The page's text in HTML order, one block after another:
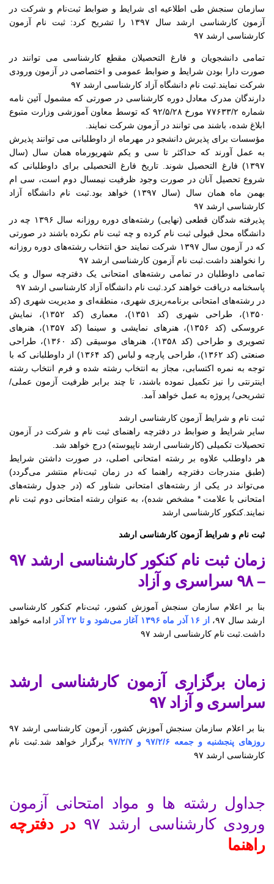
سازمان سنجش طی اطلاعیه ای شرایط و ضوابط ثبت‌نام و شرکت در
آزمون کارشناسی ارشد سال ۱۳۹۷ را تشریح کرد: ثبت نام آزمون
کارشناسی ارشد ۹۷
تمامی دانشجویان و فارغ التحصیلان مقطع کارشناسی می توانند در
صورت دارا بودن شرایط و ضوابط عمومی و اختصاصی در آزمون ورودی
شرکت نمایند.ثبت نام دانشگاه آزاد کارشناسی ارشد ۹۷
دارندگان مدرک معادل دوره کارشناسی در صورتی که مشمول آئین نامه
شماره ۷۷۶۳۳/۲ مورخ ۹۲/۵/۲۸ که توسط معاون آموزشی وزارت متبوع
ابلاغ شده، باشند می توانند در آزمون شرکت نمایند.
مؤسسات برای پذیرش دانشجو در مهرماه از داوطلبانی می توانند پذیرش
به عمل آورند که حداکثر تا سی و یکم شهریورماه همان سال (سال
۱۳۹۷) فارغ التحصیل شوند. تاریخ فارغ التحصیلی برای داوطلبانی که
شروع تحصیل آنان در صورت وجود ظرفیت نیمسال دوم است، سی ام
بهمن ماه همان سال (سال ۱۳۹۷) خواهد بود.ثبت نام دانشگاه آزاد
کارشناسی ارشد ۹۷
پذیرفته شدگان قطعی (نهایی) رشته‌های دوره روزانه سال ۱۳۹۶ چه در
دانشگاه محل قبولی ثبت نام کرده و چه ثبت نام نکرده باشند در صورتی
که در آزمون سال ۱۳۹۷ شرکت نمایند حق انتخاب رشته‌های دوره روزانه
را نخواهند داشت.ثبت نام آزمون کارشناسی ارشد ۹۷
تمامی داوطلبان در تمامی رشته‌های امتحانی یک دفترچه سوال و یک
پاسخنامه دریافت خواهند کرد.ثبت نام دانشگاه آزاد کارشناسی ارشد ۹۷
در رشته‌های امتحانی برنامه‌ریزی شهری، منطقه‌ای و مدیریت شهری (کد
۱۳۵۰)، طراحی شهری (کد ۱۳۵۱)، معماری (کد ۱۳۵۲)، نمایش
عروسکی (کد ۱۳۵۶)، هنرهای نمایشی و سینما (کد ۱۳۵۷)، هنرهای
تصویری و طراحی (کد ۱۳۵۸)، هنرهای موسیقی (کد ۱۳۶۰)، طراحی
صنعتی (کد ۱۳۶۲)، طراحی پارچه و لباس (کد ۱۳۶۴) از داوطلبانی ‌که‌ با
توجه‌ به‌ نمره‌ اکتسابی،‌ مجاز به انتخاب ‌رشته ‌شده و فرم انتخاب رشته
اینترنتی را نیز تکمیل نموده باشند، تا چند برابر ظرفیت آزمون عملی/
تشریحی/ پروژه به عمل خواهد آمد.
ثبت نام و شرایط آزمون کارشناسی ارشد
سایر شرایط و ضوابط در دفترچه راهنمای ثبت نام و شرکت در آزمون
تحصیلات تکمیلی (کارشناسی ارشد ناپیوسته) درج خواهد شد.
هر داوطلب علاوه بر رشته امتحانی اصلی، در صورت داشتن شرایط
(طبق مندرجات دفترچه راهنما که در زمان ثبت‌نام منتشر می‌گردد)
می‌تواند در یکی از رشته‌های امتحانی شناور که (در جدول رشته‌های
امتحانی با علامت * مشخص شده)، به عنوان رشته امتحانی دوم ثبت نام
نمایند.کنکور کارشناسی ارشد
ثبت نام و شرایط آزمون کارشناسی ارشد
زمان ثبت نام کنکور کارشناسی ارشد ۹۷
– ۹۸ سراسری و آزاد
بنا بر اعلام سازمان سنجش آموزش کشور، ثبت‌نام کنکور کارشناسی
ارشد سال ۹۷،
از ۱۶ آذر ماه ۱۳۹۶ آغاز می‌شود و تا ۲۲ آذر
ادامه خواهد
داشت.ثبت نام کارشناسی ارشد ۹۷
زمان برگزاری آزمون کارشناسی ارشد
سراسری و آزاد ۹۷
بنا بر اعلام سازمان سنجش آموزش کشور، آزمون کارشناسی ارشد ۹۷
روزهای پنجشنبه و جمعه ۹۷/۲/۶ و ۹۷/۲/۷
برگزار خواهد شد.ثبت نام
کارشناسی ارشد ۹۷
جداول رشته ها و مواد امتحانی آزمون
ورودی کارشناسی ارشد ۹۷
در دفترچه
راهنما